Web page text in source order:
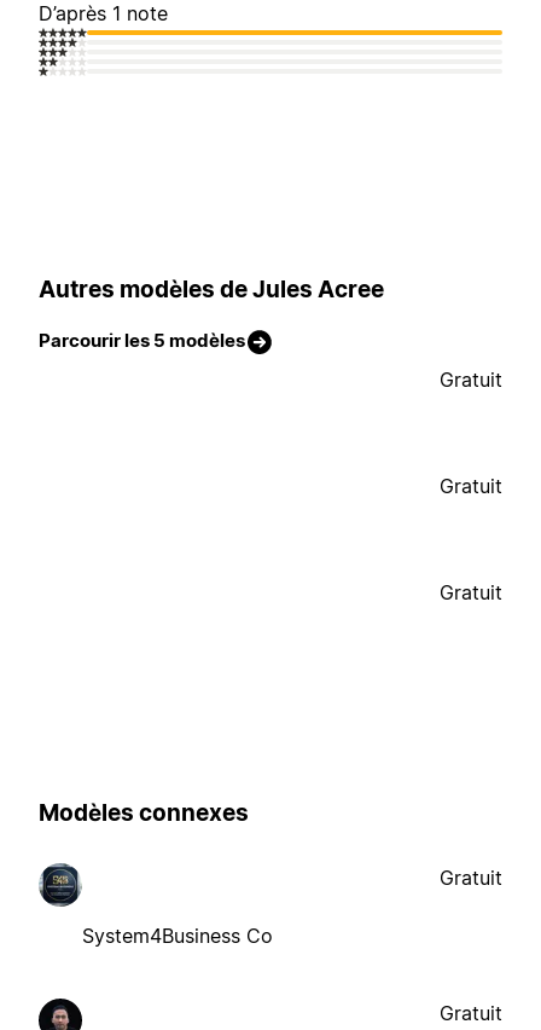
D’après 1 note
Autres modèles de Jules Acree
Parcourir les 5 modèles
Gratuit
Gratuit
Gratuit
Modèles connexes
System4Business Co
Gratuit
Gratuit